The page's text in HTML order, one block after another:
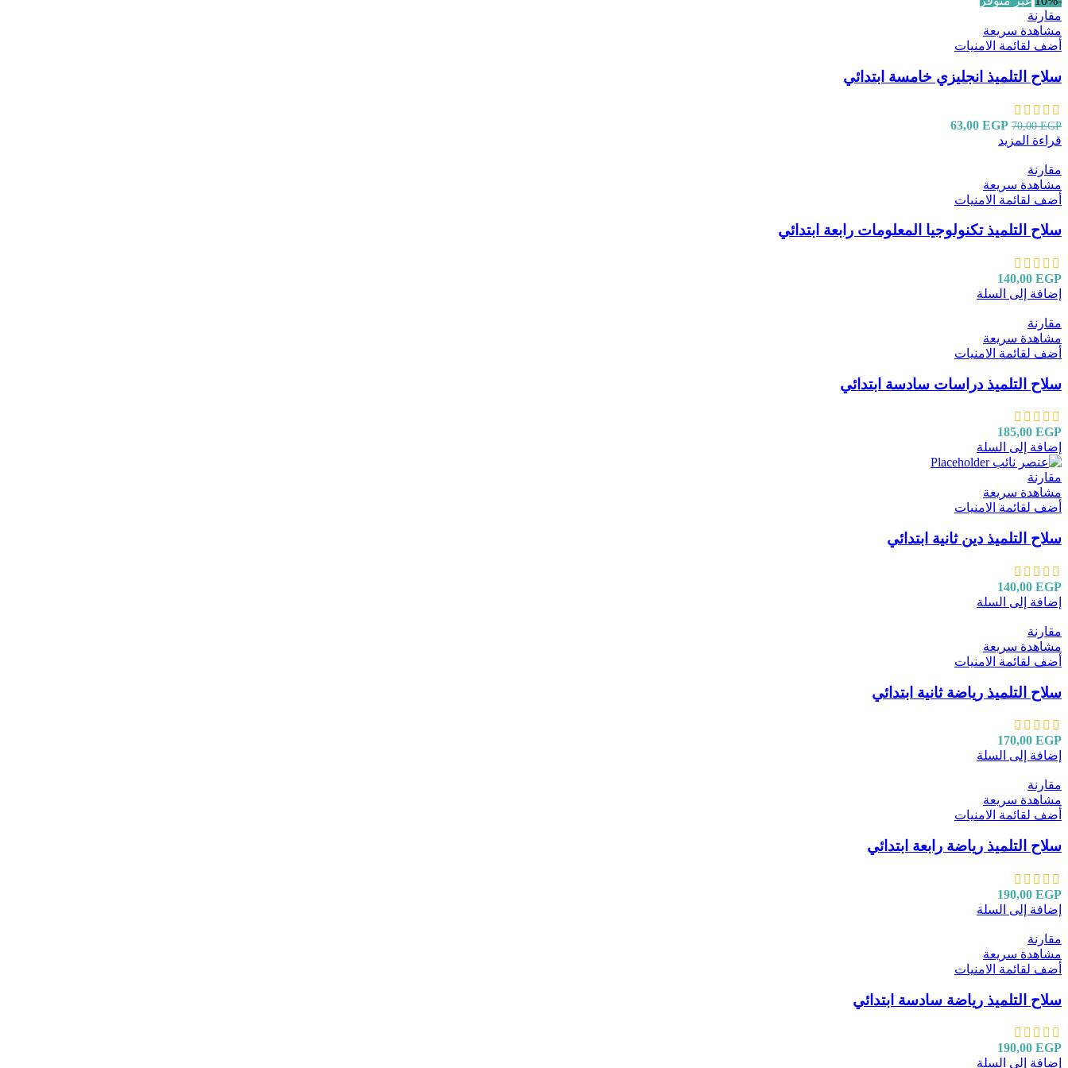
مقارنة
مشاهدة سريعة
أضف لقائمة الامنيات
سلاح التلميذ انجليزي خامسة ابتدائي
70,00EGP
63,00 EGP
قراءة المزيد
مقارنة
مشاهدة سريعة
أضف لقائمة الامنيات
سلاح التلميذ تكنولوجيا المعلومات رابعة ابتدائي
140,00 EGP
إضافة إلى السلة
مقارنة
مشاهدة سريعة
أضف لقائمة الامنيات
سلاح التلميذ دراسات سادسة ابتدائي
185,00 EGP
إضافة إلى السلة
مقارنة
مشاهدة سريعة
أضف لقائمة الامنيات
سلاح التلميذ دين ثانية ابتدائي
140,00 EGP
إضافة إلى السلة
مقارنة
مشاهدة سريعة
أضف لقائمة الامنيات
سلاح التلميذ رياضة ثانية ابتدائي
170,00 EGP
إضافة إلى السلة
مقارنة
مشاهدة سريعة
أضف لقائمة الامنيات
سلاح التلميذ رياضة رابعة ابتدائي
190,00 EGP
إضافة إلى السلة
مقارنة
مشاهدة سريعة
أضف لقائمة الامنيات
سلاح التلميذ رياضة سادسة ابتدائي
190,00 EGP
إضافة إلى السلة